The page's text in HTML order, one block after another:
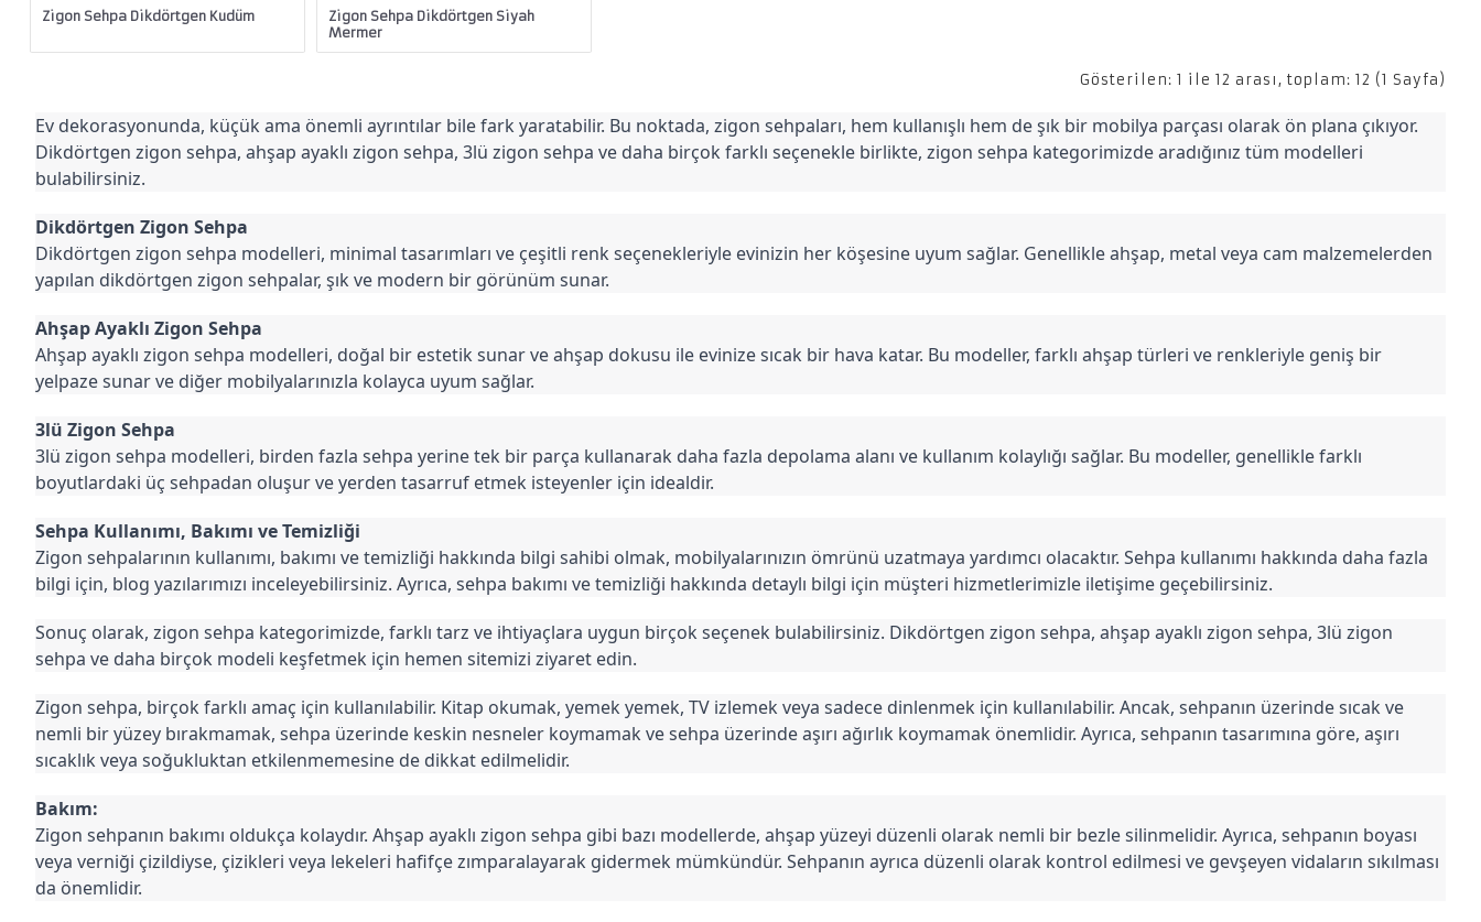
Ev dekorasyonunda, küçük ama önemli ayrıntılar bile fark yaratabilir. Bu noktada, zigon sehpaları, hem kullanışlı hem de şık bir mobilya parçası olarak ön plana çıkıyor.
Dikdörtgen zigon sehpa, ahşap ayaklı zigon sehpa, 3lü zigon sehpa ve daha birçok farklı seçenekle birlikte, zigon sehpa kategorimizde aradığınız tüm modelleri
bulabilirsiniz.
Dikdörtgen Zigon Sehpa
Dikdörtgen zigon sehpa modelleri, minimal tasarımları ve çeşitli renk seçenekleriyle evinizin her köşesine uyum sağlar. Genellikle ahşap, metal veya cam malzemelerden
yapılan dikdörtgen zigon sehpalar, şık ve modern bir görünüm sunar.
Ahşap Ayaklı Zigon Sehpa
Ahşap ayaklı zigon sehpa modelleri, doğal bir estetik sunar ve ahşap dokusu ile evinize sıcak bir hava katar. Bu modeller, farklı ahşap türleri ve renkleriyle geniş bir
yelpaze sunar ve diğer mobilyalarınızla kolayca uyum sağlar.
3lü Zigon Sehpa
3lü zigon sehpa modelleri, birden fazla sehpa yerine tek bir parça kullanarak daha fazla depolama alanı ve kullanım kolaylığı sağlar. Bu modeller, genellikle farklı
boyutlardaki üç sehpadan oluşur ve yerden tasarruf etmek isteyenler için idealdir.
Sehpa Kullanımı, Bakımı ve Temizliği
Zigon sehpalarının kullanımı, bakımı ve temizliği hakkında bilgi sahibi olmak, mobilyalarınızın ömrünü uzatmaya yardımcı olacaktır. Sehpa kullanımı hakkında daha fazla
bilgi için, blog yazılarımızı inceleyebilirsiniz. Ayrıca, sehpa bakımı ve temizliği hakkında detaylı bilgi için müşteri hizmetlerimizle iletişime geçebilirsiniz.
Sonuç olarak, zigon sehpa kategorimizde, farklı tarz ve ihtiyaçlara uygun birçok seçenek bulabilirsiniz. Dikdörtgen zigon sehpa, ahşap ayaklı zigon sehpa, 3lü zigon
sehpa ve daha birçok modeli keşfetmek için hemen sitemizi ziyaret edin.
Zigon sehpa, birçok farklı amaç için kullanılabilir. Kitap okumak, yemek yemek, TV izlemek veya sadece dinlenmek için kullanılabilir. Ancak, sehpanın üzerinde sıcak ve
nemli bir yüzey bırakmamak, sehpa üzerinde keskin nesneler koymamak ve sehpa üzerinde aşırı ağırlık koymamak önemlidir. Ayrıca, sehpanın tasarımına göre, aşırı
sıcaklık veya soğukluktan etkilenmemesine de dikkat edilmelidir.
Bakım:
Zigon sehpanın bakımı oldukça kolaydır. Ahşap ayaklı zigon sehpa gibi bazı modellerde, ahşap yüzeyi düzenli olarak nemli bir bezle silinmelidir. Ayrıca, sehpanın boyası
veya verniği çizildiyse, çizikleri veya lekeleri hafifçe zımparalayarak gidermek mümkündür. Sehpanın ayrıca düzenli olarak kontrol edilmesi ve gevşeyen vidaların sıkılması
da önemlidir.
Zigon Sehpa Dikdörtgen Kudüm
Zigon Sehpa Dikdörtgen Siyah
Mermer
Gösterilen: 1 ile 12 arası, toplam: 12 (1 Sayfa)